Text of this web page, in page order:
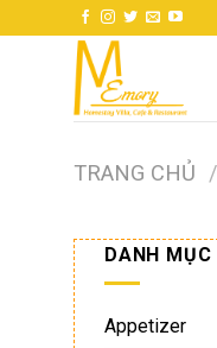
to
TRANG CHỦ /
DANH MỤC
Appetizer